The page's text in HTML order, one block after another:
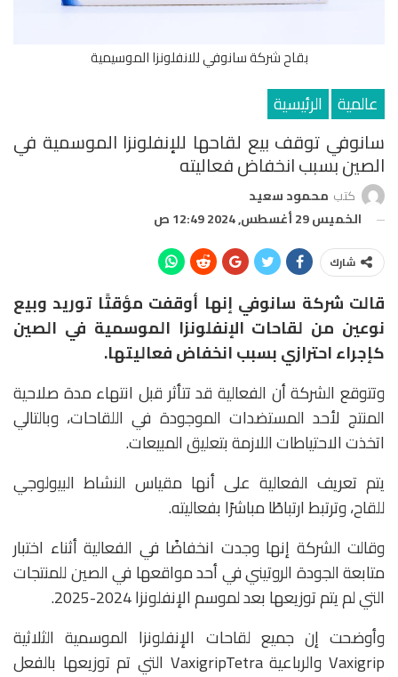
بقاح شركة سانوفي للانفلونزا الموسيمية
عالمية الرئيسية
سانوفي توقف بيع لقاحها للإنفلونزا الموسمية في
الصين بسبب انخفاض فعاليته
كتب محمود سعيد
الخميس 29 أغسطس, 2024 12:49 ص
شارك
قالت شركة سانوفي إنها أوقفت مؤقتًا توريد وبيع
نوعين من لقاحات الإنفلونزا الموسمية في الصين
كإجراء احترازي بسبب انخفاض فعاليتها.
وتتوقع الشركة أن الفعالية قد تتأثر قبل انتهاء مدة صلاحية
المنتج لأحد المستضدات الموجودة في اللقاحات، وبالتالي
اتخذت الاحتياطات اللازمة بتعليق المبيعات.
يتم تعريف الفعالية على أنها مقياس النشاط البيولوجي
للقاح، وترتبط ارتباطًا مباشرًا بفعاليته.
وقالت الشركة إنها وجدت انخفاضًا في الفعالية أثناء اختبار
متابعة الجودة الروتيني في أحد مواقعها في الصين للمنتجات
التي لم يتم توزيعها بعد لموسم الإنفلونزا 2024-2025.
وأوضحت إن جميع لقاحات الإنفلونزا الموسمية الثلاثية
Vaxigrip والرباعية VaxigripTetra التي تم توزيعها بالفعل